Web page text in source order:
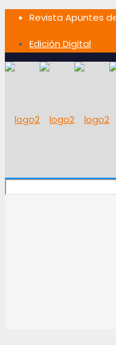
Revista Apuntes
Edición Digital